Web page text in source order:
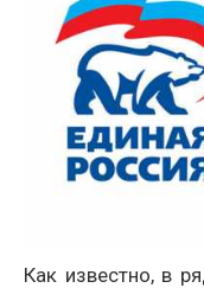
Как известно, в